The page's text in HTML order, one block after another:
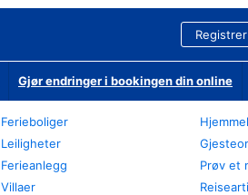
Gjør endringer i bookingen din online
Ferieboliger
Leiligheter
Ferieanlegg
Villaer
Prøv et